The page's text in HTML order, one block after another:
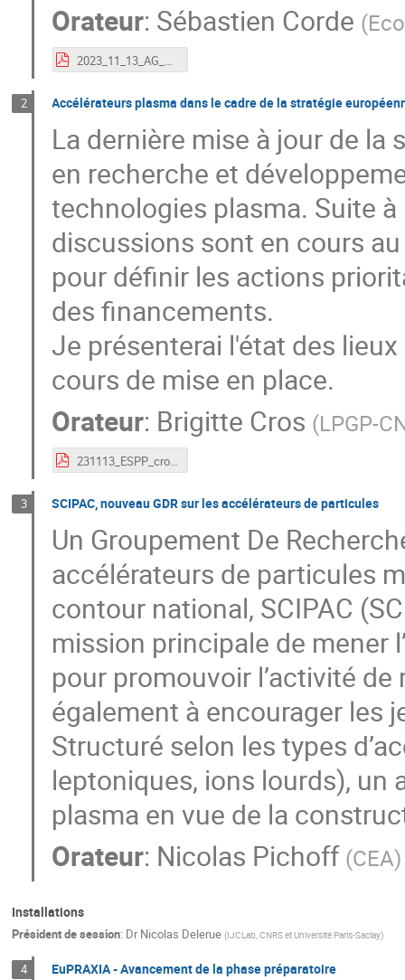
Orateur: Sébastien Corde (
2023_11_13_AG_APPEL_Prospective.pdf
2 Accélérateurs plasma dans le cadre de la stratégie
La dernière mise à jour de
en recherche et
technologies plasma. Suite
discussions sont en cours
pour définir les actions
des financements.
Je présenterai l'état des
cours de mise en place.
Orateur: Brigitte Cros (LPGP-
231113_ESPP_cros_V1.pdf
3 SCIPAC, nouveau GDR sur les accélérateurs de particules
Un Groupement De
accélérateurs de particules
contour national, SCIPAC
mission principale de mener
pour promouvoir l’activité
également à encourager les
Structuré selon les types
leptoniques, ions lourds), un
plasma en vue de la
Orateur: Nicolas Pichoff (CEA)
Installations
Président de session: Dr Nicolas Delerue (IJCLab, CNRS et Université Paris-Saclay)
4 EuPRAXIA - Avancement de la phase préparatoire